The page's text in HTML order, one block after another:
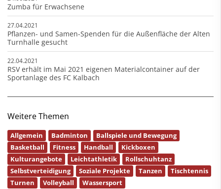
Zumba für Erwachsene
27.04.2021
Pflanzen- und Samen-Spenden für die Außenfläche der Alten
Turnhalle gesucht
22.04.2021
RSV erhält im Mai 2021 eigenen Materialcontainer auf der
Sportanlage des FC Kalbach
Weitere Themen
Allgemein Badminton
Ballspiele und Bewegung
Basketball
Fitness Handball
Kickboxen
Kulturangebote
Leichtathletik
Rollschuhtanz
Selbstverteidigung
Soziale Projekte Tanzen
Tischtennis
Turnen
Volleyball Wassersport